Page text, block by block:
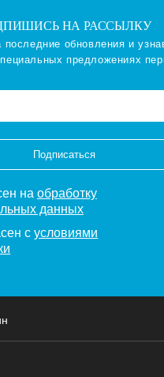
НА РАССЫЛКУ
обновления и
предложениях
Подписаться
на обработку
данных
сусловиями